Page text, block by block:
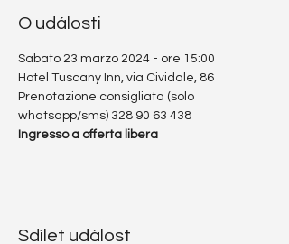
O události
Sabato 23 marzo 2024 - ore 15:00
Hotel Tuscany Inn, via Cividale, 86
Prenotazione consigliata (solo
whatsapp/sms) 328 90 63 438
Ingresso a offerta libera
Sdílet událost